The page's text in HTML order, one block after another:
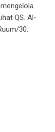
QS. Al-
30: